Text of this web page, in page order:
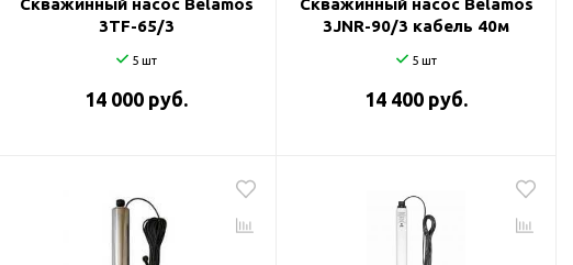
Скважинный насос Belamos
3TF-65/3
5 шт
14 000 руб.
Скважинный насос Belamos
3JNR-90/3 кабель 40м
5 шт
14 400 руб.